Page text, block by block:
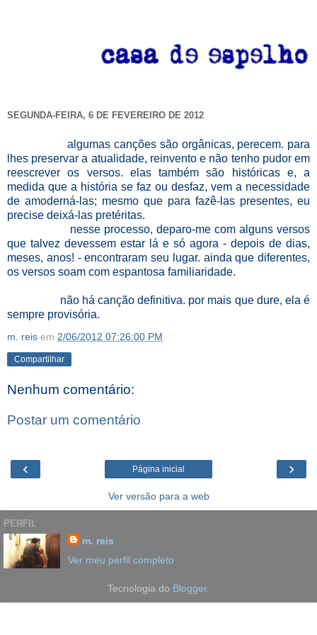
SEGUNDA-FEIRA, 6 DE FEVEREIRO DE 2012
algumas canções são orgânicas, perecem. para
lhes preservar a atualidade, reinvento e não tenho pudor em
reescrever os versos. elas também são históricas e, a
medida que a história se faz ou desfaz, vem a necessidade
de amoderná-las; mesmo que para fazê-las presentes, eu
precise deixá-las pretéritas.
nesse processo, deparo-me com alguns versos
que talvez devessem estar lá e só agora - depois de dias,
meses, anos! - encontraram seu lugar. ainda que diferentes,
os versos soam com espantosa familiaridade.
não há canção definitiva. por mais que dure, ela é
sempre provisória.
m. reis em 2/06/2012 07:26:00 PM
Compartilhar
Nenhum comentário:
Postar um comentário
‹ ›
Página inicial
Ver versão para a web
PERFIL
m. reis
Ver meu perfil completo
Tecnologia do Blogger.